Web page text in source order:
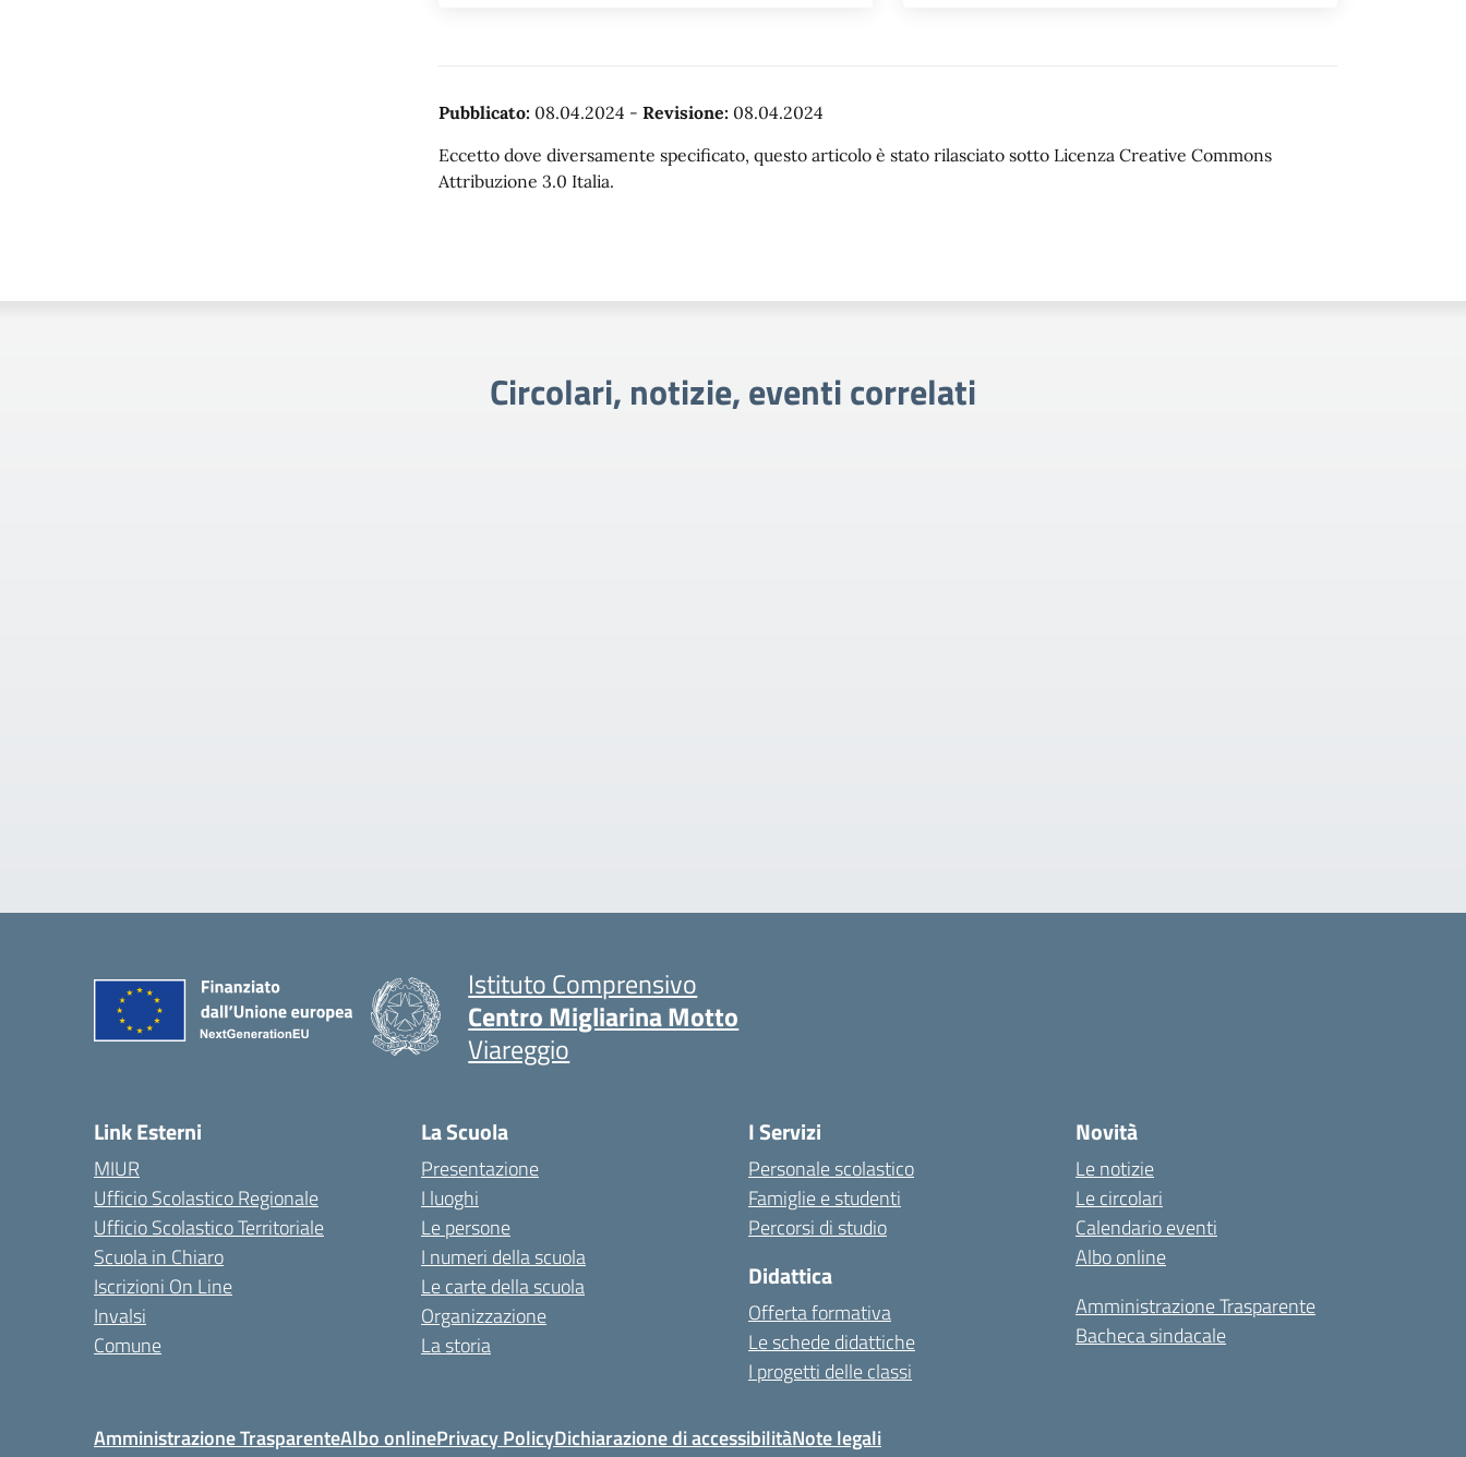
Pubblicato: 08.04.2024 - Revisione: 08.04.2024
Eccetto dove diversamente specificato, questo articolo è stato rilasciato sotto Licenza Creative Commons
Attribuzione 3.0 Italia.
Circolari, notizie, eventi correlati
Istituto Comprensivo
Centro Migliarina Motto
Viareggio
Link Esterni
MIUR
Ufficio Scolastico Regionale
Ufficio Scolastico Territoriale
Scuola in Chiaro
Iscrizioni On Line
Invalsi
Comune
La Scuola
Presentazione
I luoghi
Le persone
I numeri della scuola
Le carte della scuola
Organizzazione
La storia
I Servizi
Personale scolastico
Famiglie e studenti
Percorsi di studio
Didattica
Offerta formativa
Le schede didattiche
I progetti delle classi
Novità
Le notizie
Le circolari
Calendario eventi
Albo online
Amministrazione Trasparente
Bacheca sindacale
Amministrazione TrasparenteAlbo onlinePrivacy PolicyDichiarazione di accessibilitàNote legali